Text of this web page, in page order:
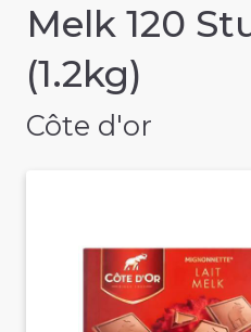
Melk 120
(1.2kg)
Côte d'or